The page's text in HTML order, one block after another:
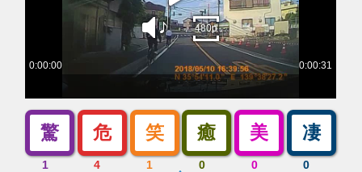
驚
1
危
4
笑
1
癒
0
美
0
凄
0